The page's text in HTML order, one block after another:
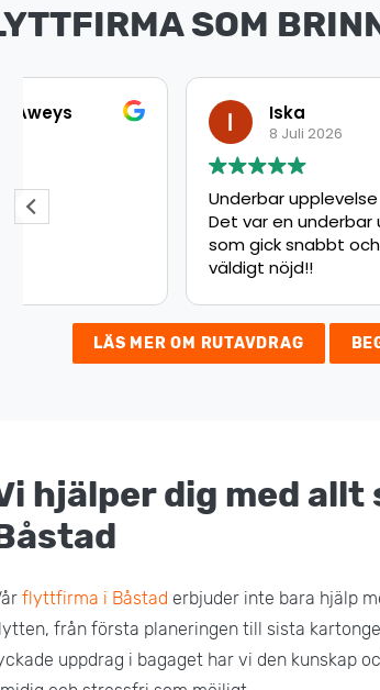
SOM
Iska
Underbar upplevelse
Det var en underbar upplevelse,
som gick snabbt och effektivt
LÄS MER OM RUTAVDRAG
hjälper dig med
flyttfirma i Båstad erbjuder inte bara hjälp
från första planeringen till sista
uppdrag i bagaget har vi den kunskap